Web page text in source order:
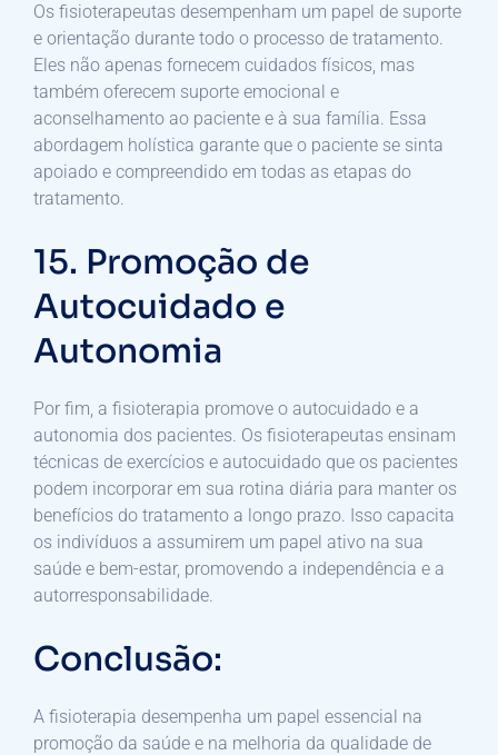
Os fisioterapeutas desempenham um papel de suporte
e orientação durante todo o processo de tratamento.
Eles não apenas fornecem cuidados físicos, mas
também oferecem suporte emocional e
aconselhamento ao paciente e à sua família. Essa
abordagem holística garante que o paciente se sinta
apoiado e compreendido em todas as etapas do
tratamento.
15. Promoção de
Autocuidado e
Autonomia
Por fim, a fisioterapia promove o autocuidado e a
autonomia dos pacientes. Os fisioterapeutas ensinam
técnicas de exercícios e autocuidado que os pacientes
podem incorporar em sua rotina diária para manter os
benefícios do tratamento a longo prazo. Isso capacita
os indivíduos a assumirem um papel ativo na sua
saúde e bem-estar, promovendo a independência e a
autorresponsabilidade.
Conclusão:
A fisioterapia desempenha um papel essencial na
promoção da saúde e na melhoria da qualidade de